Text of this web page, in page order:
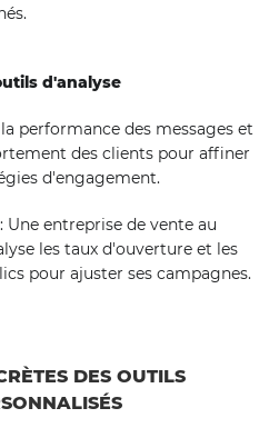
d'analyse
performance des messages et
des clients pour affiner
d'engagement.
Une entreprise de vente au
les taux d'ouverture et les
pour ajuster ses campagnes.
DES OUTILS